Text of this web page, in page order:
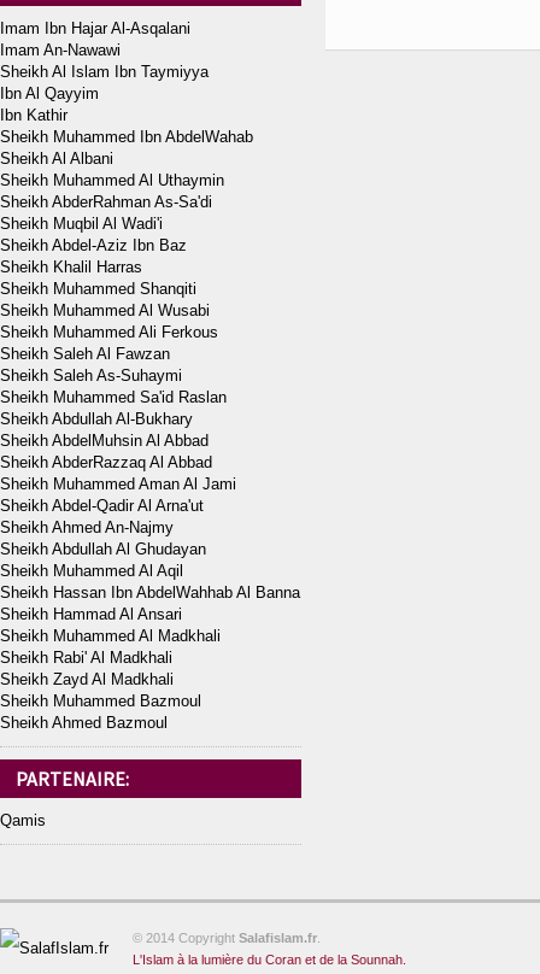
Imam Ibn Hajar Al-Asqalani
Imam An-Nawawi
Sheikh Al Islam Ibn Taymiyya
Ibn Al Qayyim
Ibn Kathir
Sheikh Muhammed Ibn AbdelWahab
Sheikh Al Albani
Sheikh Muhammed Al Uthaymin
Sheikh AbderRahman As-Sa'di
Sheikh Muqbil Al Wadi'i
Sheikh Abdel-Aziz Ibn Baz
Sheikh Khalil Harras
Sheikh Muhammed Shanqiti
Sheikh Muhammed Al Wusabi
Sheikh Muhammed Ali Ferkous
Sheikh Saleh Al Fawzan
Sheikh Saleh As-Suhaymi
Sheikh Muhammed Sa'id Raslan
Sheikh Abdullah Al-Bukhary
Sheikh AbdelMuhsin Al Abbad
Sheikh AbderRazzaq Al Abbad
Sheikh Muhammed Aman Al Jami
Sheikh Abdel-Qadir Al Arna'ut
Sheikh Ahmed An-Najmy
Sheikh Abdullah Al Ghudayan
Sheikh Muhammed Al Aqil
Sheikh Hassan Ibn AbdelWahhab Al Banna
Sheikh Hammad Al Ansari
Sheikh Muhammed Al Madkhali
Sheikh Rabi' Al Madkhali
Sheikh Zayd Al Madkhali
Sheikh Muhammed Bazmoul
Sheikh Ahmed Bazmoul
PARTENAIRE:
Qamis
© 2014 Copyright Salafislam.fr
L'Islam à la lumière du Coran et de la Sounnah.